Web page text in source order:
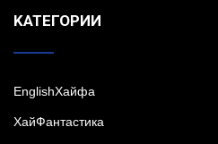
KАТЕГОРИИ
EnglishХайфа
XайФантастика